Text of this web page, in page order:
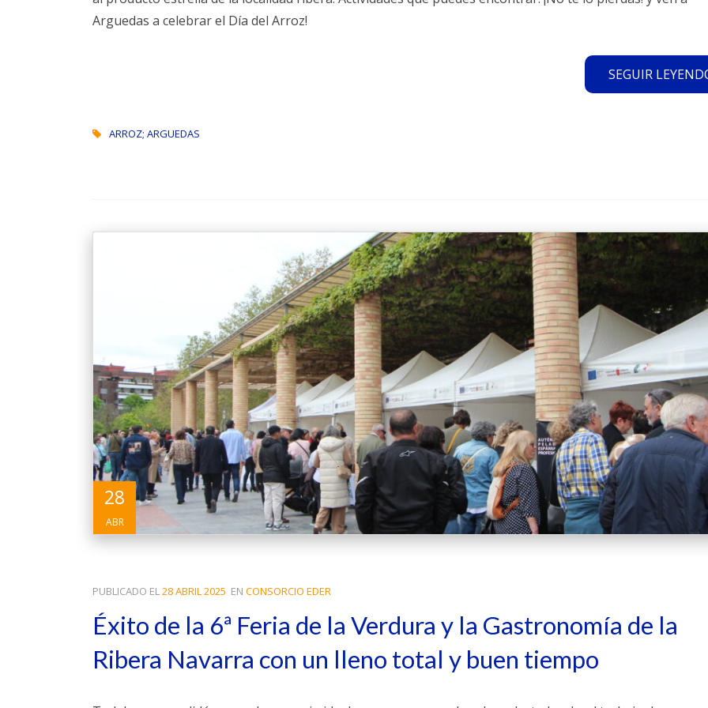
Arguedas a celebrar el Día del Arroz!
SEGUIR
ARROZ; ARGUEDAS
28
ABR
PUBLICADO EL28 ABRIL 2025 EN CONSORCIO EDER
Éxito de la 6ª Feria de la Verdura y la Gastronomía de la
Ribera Navarra con un lleno total y buen tiempo